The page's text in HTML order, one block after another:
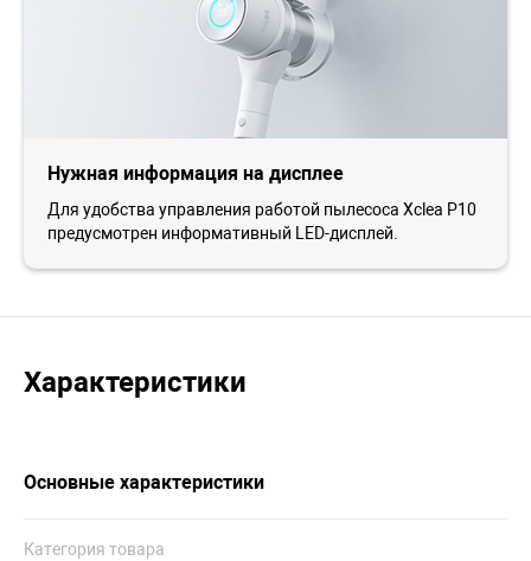
Нужная информация на дисплее
Для удобства управления работой пылесоса Xclea P10
предусмотрен информативный LED-дисплей.
Характеристики
Основные характеристики
Категория товара